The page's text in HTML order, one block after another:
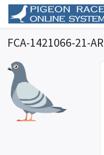
FCA-1421066-21-AR